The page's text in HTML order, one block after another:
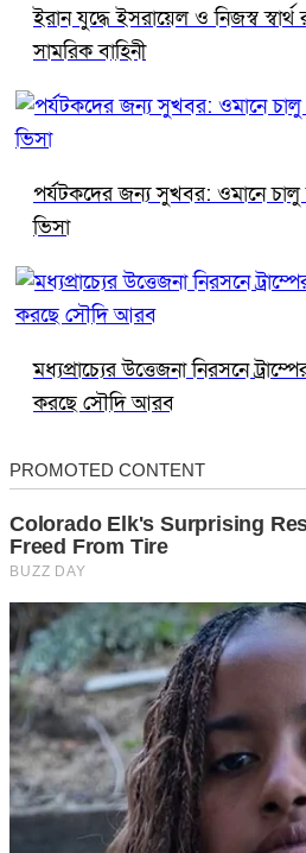
ইরান যুদ্ধে ইসরায়েল ও নিজস্ব স্বার্থ
সামরিক বাহিনী
পর্যটকদের জন্য সুখবর: ওমানে চালু
ভিসা
মধ্যপ্রাচ্যের উত্তেজনা নিরসনে
করছে সৌদি আরব